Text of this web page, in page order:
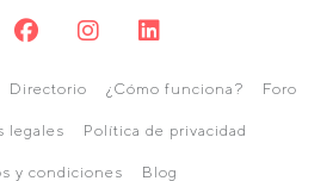
Directorio ¿Cómo funciona? Foro
legales Política de privacidad
y condiciones Blog